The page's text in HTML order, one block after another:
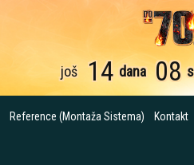
još 14 dana 08
Reference (Montaža Sistema) Kontakt